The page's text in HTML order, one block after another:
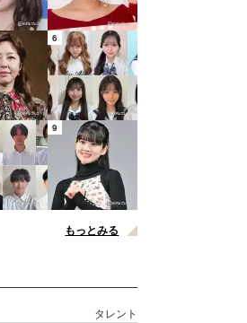
6
9
もっとみる
タレント